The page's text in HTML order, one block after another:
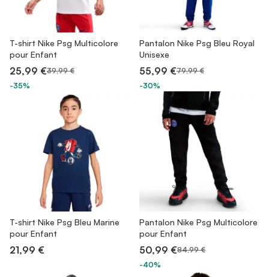
T-shirt Nike Psg Multicolore
pour Enfant
25,99 €39,99 €
-35%
Pantalon Nike Psg Bleu Royal
Unisexe
55,99 €79,99 €
-30%
T-shirt Nike Psg Bleu Marine
pour Enfant
21,99 €
Pantalon Nike Psg Multicolore
pour Enfant
50,99 €84,99 €
-40%